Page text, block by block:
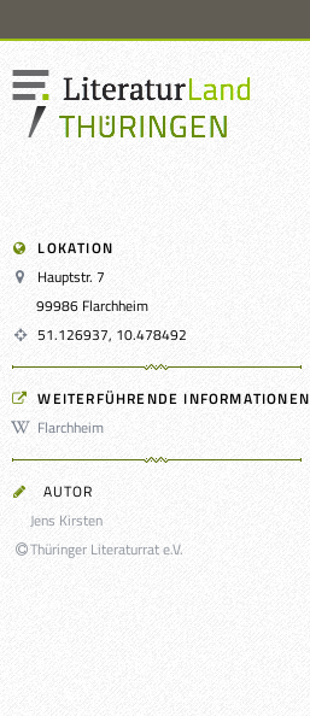
LOKATION
Hauptstr. 7
99986 Flarchheim
51.126937, 10.478492
WEITERFÜHRENDE INFORMATIONEN
Flarchheim
AUTOR
Jens Kirsten
Thüringer Literaturrat e.V.